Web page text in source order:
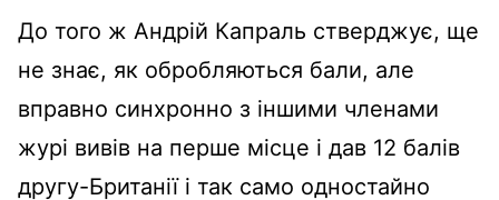
До того ж Андрій Капраль стверджує, ще
не знає, як обробляються бали, але
вправно синхронно з іншими членами
журі вивів на перше місце і дав 12 балів
другу-Британії і так само одностайно